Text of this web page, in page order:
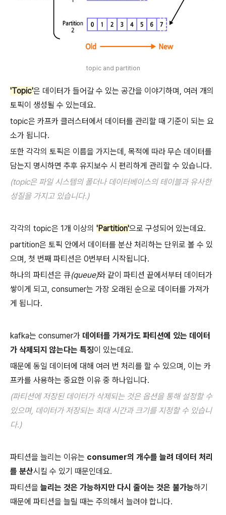
topic and partition
'Topic'은 데이터가 들어갈 수 있는 공간을 이야기하며, 여러 개의
토픽이 생성될 수 있는데요.
topic은 카프카 클러스터에서 데이터를 관리할 때 기준이 되는 요
소가 됩니다.
또한 각각의 토픽은 이름을 가지는데, 목적에 따라 무슨 데이터를
담는지 명시하면 추후 유지보수 시 편리하게 관리할 수 있습니다.
(topic은 파일 시스템의 폴더나 데이터베이스의 테이블과 유사한
성질을 가지고 있습니다.)
각각의 topic은 1개 이상의 'Partition'으로 구성되어 있는데요.
partition은 토픽 안에서 데이터를 분산 처리하는 단위로 볼 수 있
으며, 첫 번째 파티션은 0번부터 시작됩니다.
하나의 파티션은 큐(queue)와 같이 파티션 끝에서부터 데이터가
쌓이게 되고, consumer는 가장 오래된 순으로 데이터를 가져가
게 됩니다.
kafka는 consumer가 데이터를 가져가도 파티션에 있는 데이터
가 삭제되지 않는다는 특징이 있는데요.
때문에 동일 데이터에 대해 여러 번 처리를 할 수 있으며, 이는 카
프카를 사용하는 중요한 이유 중 하나입니다.
(파티션에 저장된 데이터가 삭제되는 것은 옵션을 통해 설정할 수
있으며, 데이터가 저장되는 최대 시간과 크기를 지정할 수 있습니
다.)
파티션을 늘리는 이유는 consumer의 개수를 늘려 데이터 처리
를 분산시킬 수 있기 때문인데요.
파티션을 늘리는 것은 가능하지만 다시 줄이는 것은 불가능하기
때문에 파티션을 늘릴 때는 주의해서 늘려야 합니다.